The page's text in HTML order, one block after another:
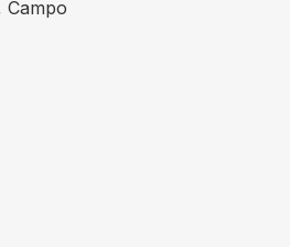
Campo